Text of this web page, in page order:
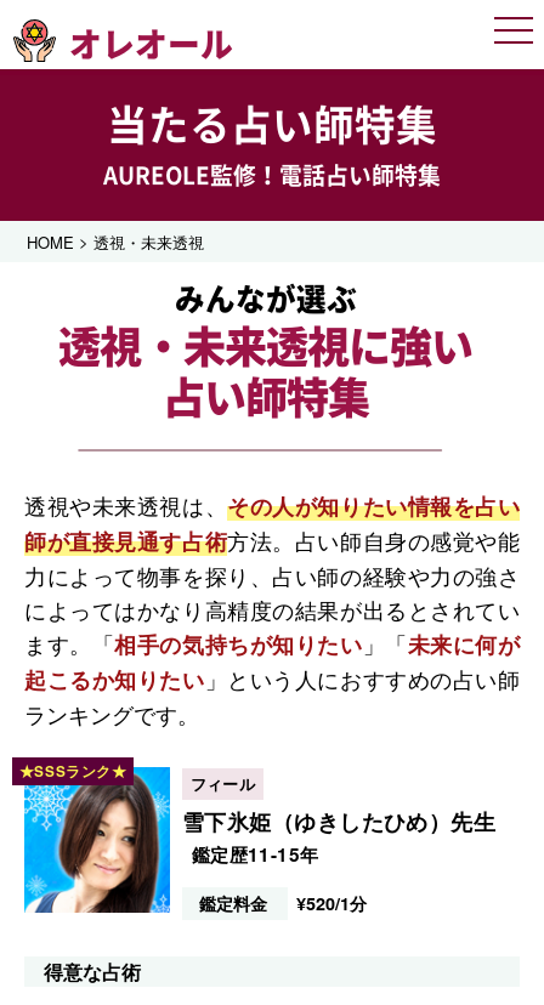
オレオール
当たる占い師特集
AUREOLE監修！電話占い師特集
HOME >透視・未来透視
みんなが選ぶ
透視・未来透視に強い
占い師特集
透視や未来透視は、その人が知りたい情報を占い
師が直接見通す占術方法。占い師自身の感覚や能
力によって物事を探り、占い師の経験や力の強さ
によってはかなり高精度の結果が出るとされてい
ます。「相手の気持ちが知りたい 」「未来に何が
起こるか知りたい 」という人におすすめの占い師
ランキングです。
雪下氷姫（ゆきしたひめ）先生
鑑定歴11-15年
鑑定料金 ¥520/1分
得意な占術